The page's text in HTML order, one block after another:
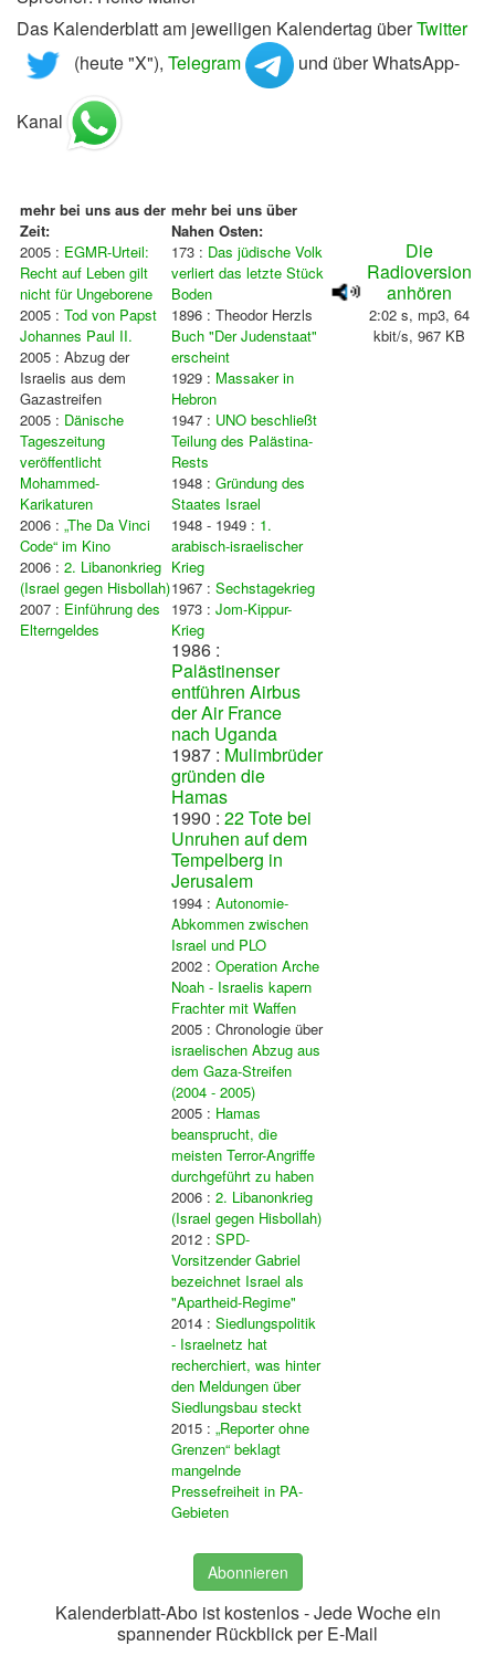
Das Kalenderblatt am jeweiligen Kalendertag überTwitter
(heute "X"), Telegram und über WhatsApp-
Kanal
mehr bei uns aus der
Zeit:
mehr bei uns über
Nahen Osten:
2005 : EGMR-Urteil:
Recht auf Leben gilt
nicht für Ungeborene
2005 : Tod von Papst
Johannes Paul II.
2005 : Abzug der
Israelis aus dem
Gazastreifen
2005 : Dänische
Tageszeitung
veröffentlicht
Mohammed-
Karikaturen
2006 : „The Da Vinci
Code“ im Kino
2006 : 2. Libanonkrieg
(Israel gegen Hisbollah)
2007 : Einführung des
Elterngeldes
173 : Das jüdische Volk
verliert das letzte Stück
Boden
1896 : Theodor Herzls
Buch "Der Judenstaat"
erscheint
1929 : Massaker in
Hebron
1947 : UNO beschließt
Teilung des Palästina-
Rests
1948 : Gründung des
Staates Israel
1948 - 1949 : 1.
arabisch-israelischer
Krieg
1967 : Sechstagekrieg
1973 : Jom-Kippur-
Krieg
1986 :
Palästinenser
entführen Airbus
der Air France
nach Uganda
1987 : Mulimbrüder
gründen die
Hamas
1990 : 22 Tote bei
Unruhen auf dem
Tempelberg in
Jerusalem
1994 : Autonomie-
Abkommen zwischen
Israel und PLO
2002 : Operation Arche
Noah - Israelis kapern
Frachter mit Waffen
2005 : Chronologie über
israelischen Abzug aus
dem Gaza-Streifen
(2004 - 2005)
2005 : Hamas
beansprucht, die
meisten Terror-Angriffe
durchgeführt zu haben
2006 : 2. Libanonkrieg
(Israel gegen Hisbollah)
2012 : SPD-
Vorsitzender Gabriel
bezeichnet Israel als
"Apartheid-Regime"
2014 : Siedlungspolitik
- Israelnetz hat
recherchiert, was hinter
den Meldungen über
Siedlungsbau steckt
2015 : „Reporter ohne
Grenzen“ beklagt
mangelnde
Pressefreiheit in PA-
Gebieten
Die
Radioversion
anhören
2:02 s, mp3, 64
kbit/s, 967 KB
Abonnieren
Kalenderblatt-Abo ist kostenlos - Jede Woche ein
spannender Rückblick per E-Mail